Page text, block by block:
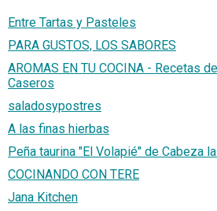
Entre Tartas y Pasteles
PARA GUSTOS, LOS SABORES
AROMAS EN TU COCINA - Recetas
Caseros
saladosypostres
A las finas hierbas
Peña taurina "El Volapié" de Cabeza
COCINANDO CON TERE
Jana Kitchen